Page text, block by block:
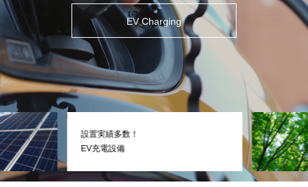
Telecommunication
Inspection
Solar Power
EV Charging
弊社の取り組み
設置実績多数！
EV充電設備